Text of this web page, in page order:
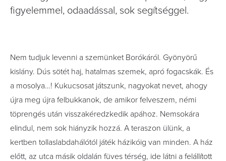
figyelemmel, odaadással, sok segítséggel.
Nem tudjuk levenni a szemünket Borókáról. Gyönyörű
kislány. Dús sötét haj, hatalmas szemek, apró fogacskák. És
a mosolya…! Kukucsosat játszunk, nagyokat nevet, ahogy
újra meg újra felbukkanok, de amikor felveszem, némi
töprengés után visszakéredzkedik apához. Nemsokára
elindul, nem sok hiányzik hozzá. A teraszon ülünk, a
kertben tollaslabdahálótól játék házikóig van minden. A ház
előtt, az utca másik oldalán füves térség, ide látni a felállított